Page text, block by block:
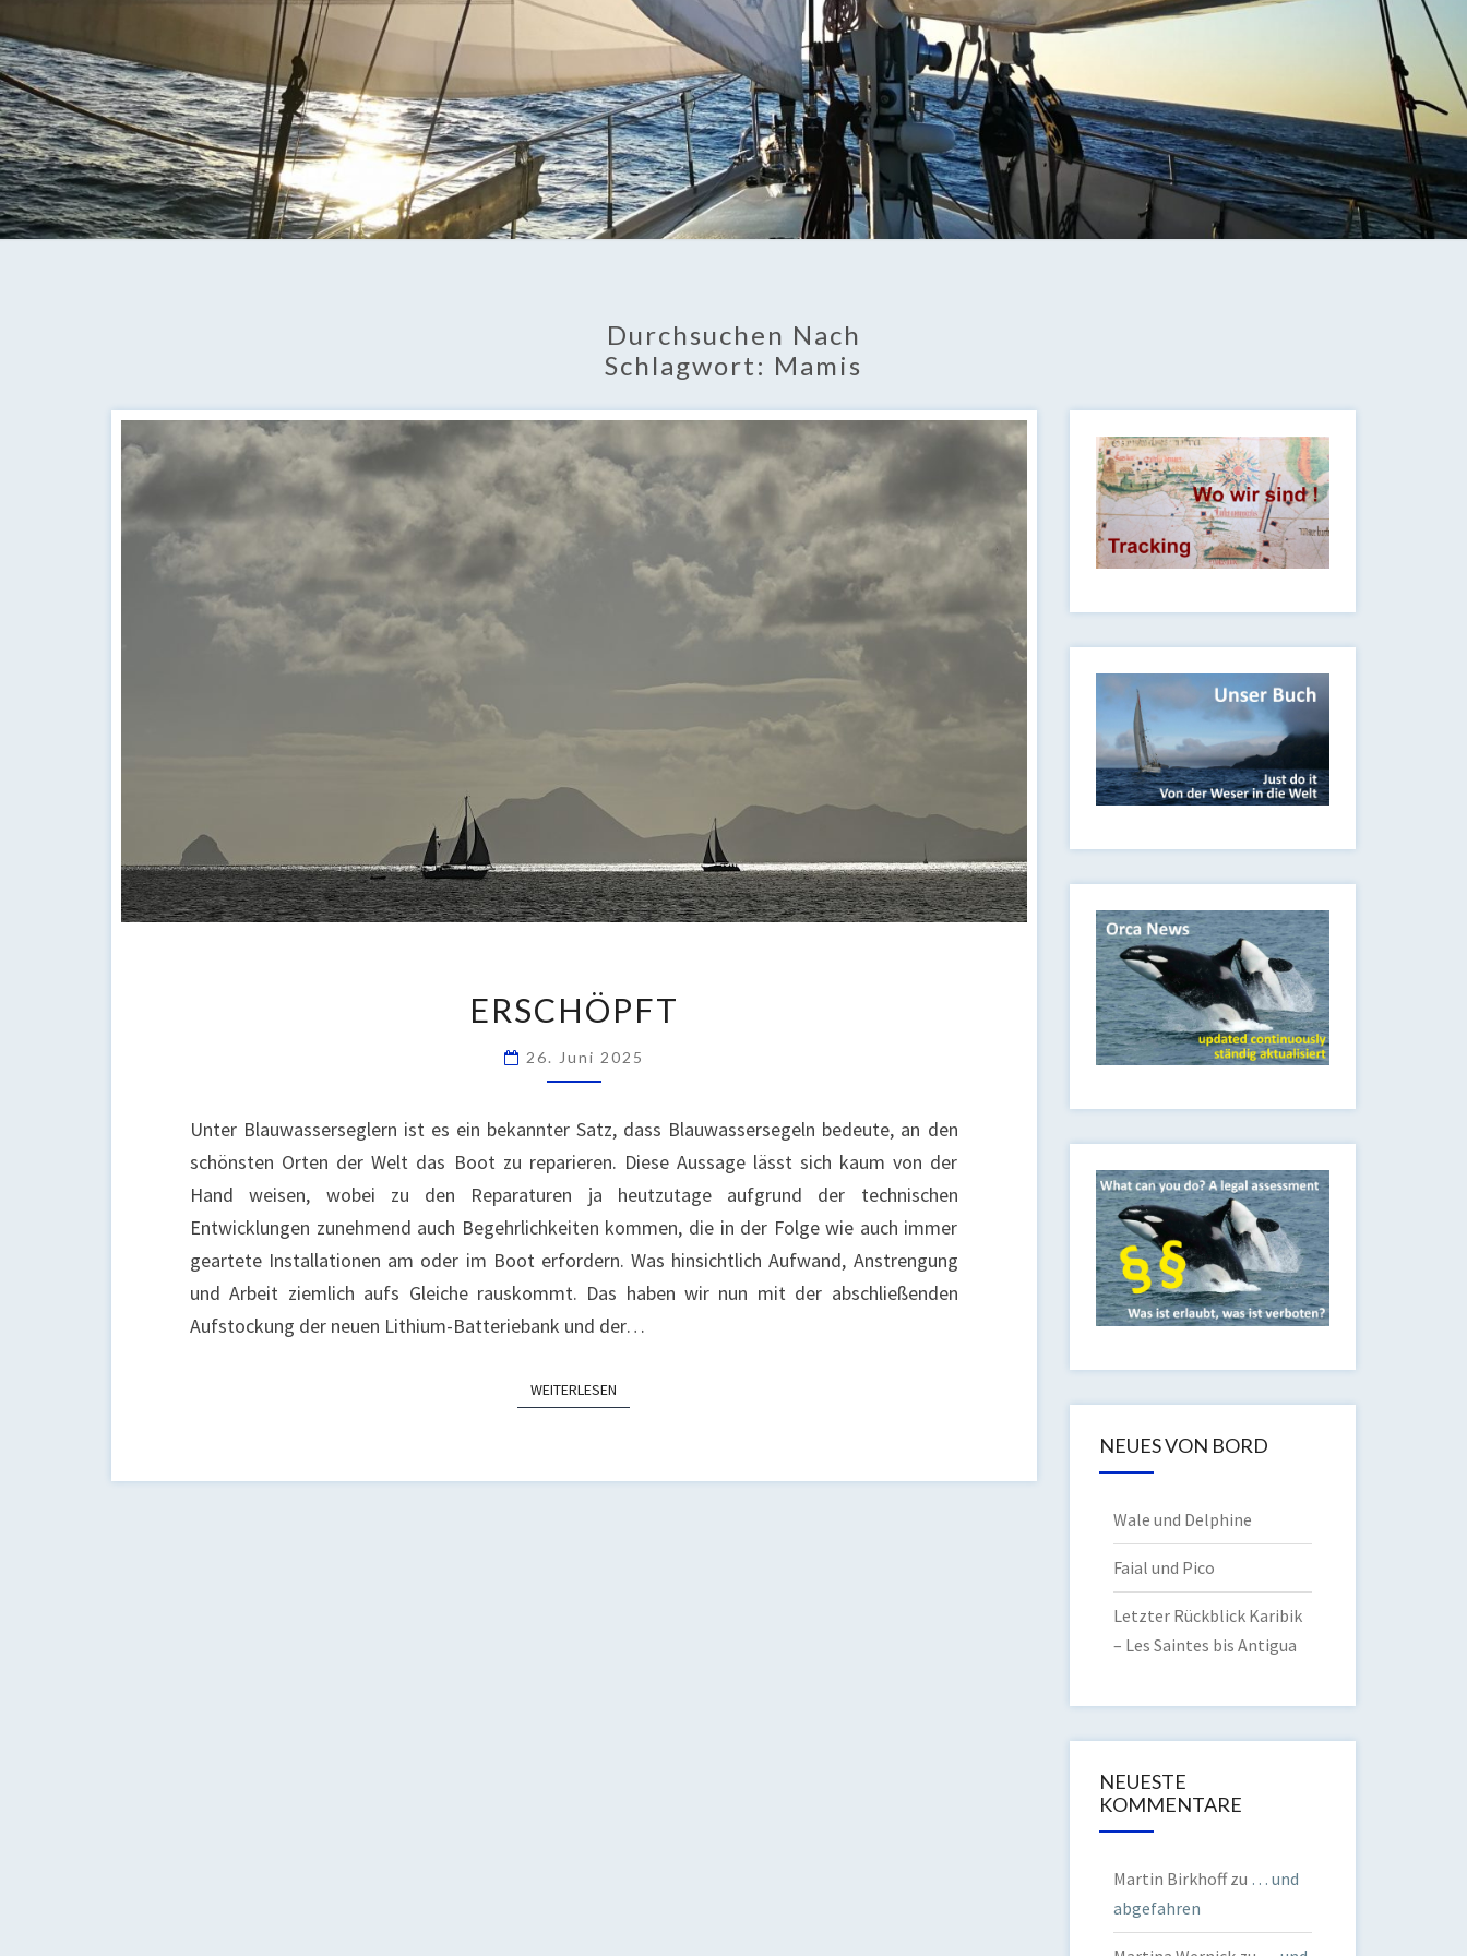
Durchsuchen Nach
Schlagwort: Mamis
ERSCHÖPFT
26. Juni 2025
Unter Blauwasserseglern ist es ein bekannter Satz, dass Blauwassersegeln bedeute, an den
schönsten Orten der Welt das Boot zu reparieren. Diese Aussage lässt sich kaum von der
Hand weisen, wobei zu den Reparaturen ja heutzutage aufgrund der technischen
Entwicklungen zunehmend auch Begehrlichkeiten kommen, die in der Folge wie auch immer
geartete Installationen am oder im Boot erfordern. Was hinsichtlich Aufwand, Anstrengung
und Arbeit ziemlich aufs Gleiche rauskommt. Das haben wir nun mit der abschließenden
Aufstockung der neuen Lithium-Batteriebank und der…
WEITERLESEN
NEUES VON BORD
Wale und Delphine
Faial und Pico
Letzter Rückblick Karibik
– Les Saintes bis Antigua
NEUESTE
KOMMENTARE
Martin Birkhoffzu … und
abgefahren